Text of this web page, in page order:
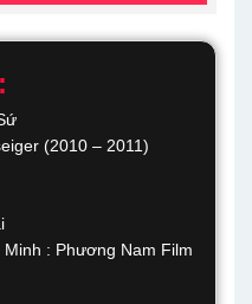
(2010 – 2011)
: Phương Nam Film